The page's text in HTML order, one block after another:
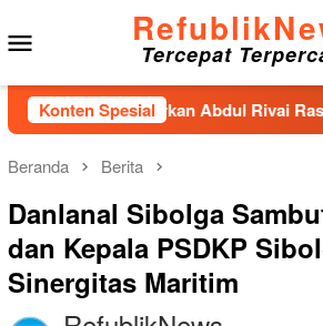
ke
konten
Tercepat
Konten Spesial
Hadirkan Abdul Rivai Ras:
Beranda Berita
Danlanal Sibolga
dan Kepala PSDKP
Sinergitas Maritim